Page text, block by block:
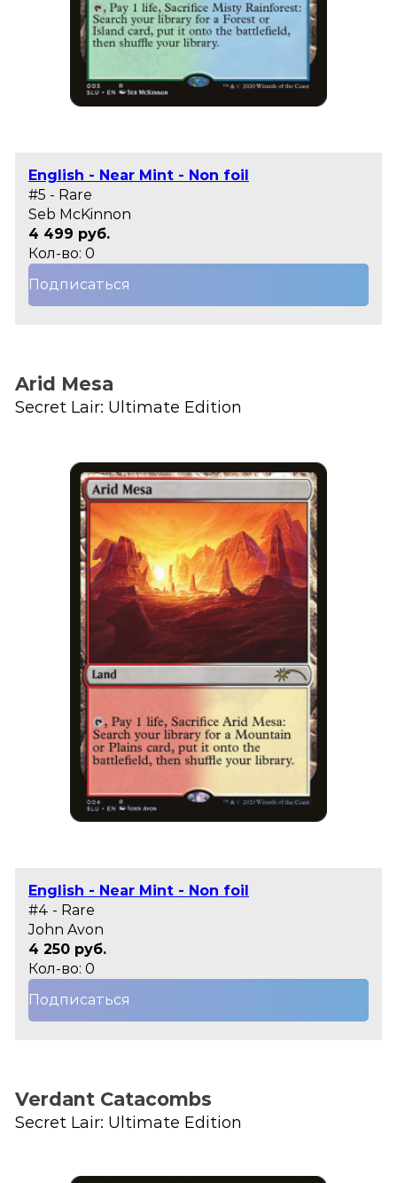
English - Near Mint - Non foil
#5 - Rare
Seb McKinnon
4 499 руб.
Кол-во: 0
Подписаться
Arid Mesa
Secret Lair: Ultimate Edition
English - Near Mint - Non foil
#4 - Rare
John Avon
4 250 руб.
Кол-во: 0
Подписаться
Verdant Catacombs
Secret Lair: Ultimate Edition